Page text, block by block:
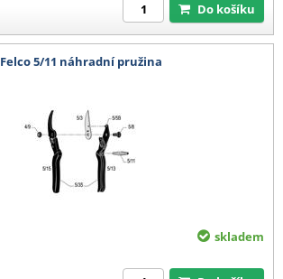
Do košíku
Felco 5/11 náhradní pružina
skladem